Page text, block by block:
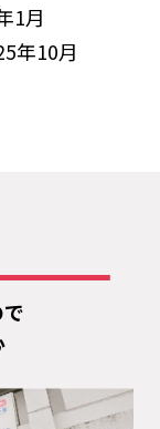
1月
年10月